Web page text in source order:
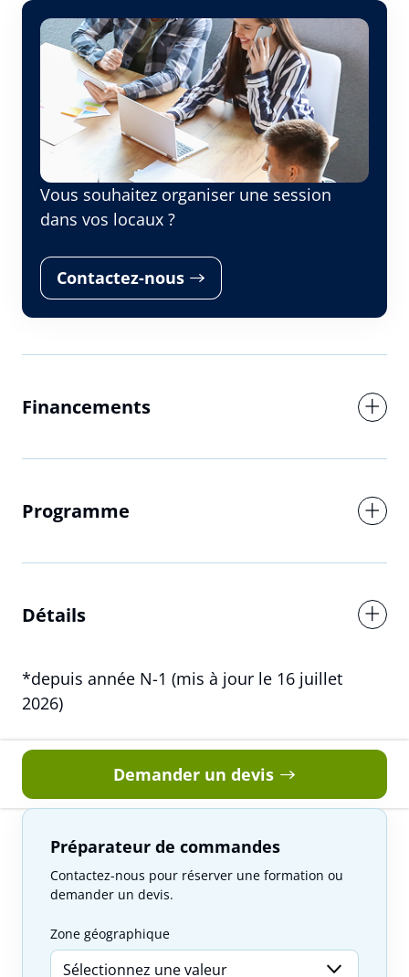
Vous souhaitez organiser une session
dans vos locaux ?
Contactez-nous
Financements
Programme
Détails
*depuis année N-1 (mis à jour le 16 juillet
2026)
Demander un devis
Préparateur de commandes
Contactez-nous pour réserver une formation ou
demander un devis.
Zone géographique
Prénom
Nom
Adresse e-mail
Numéro de téléphone
et, avec votre accord, vous adresser ses offres. Pour en savoir